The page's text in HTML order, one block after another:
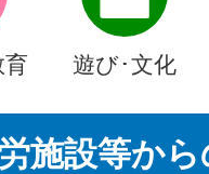
育 遊び･文化
施設等か